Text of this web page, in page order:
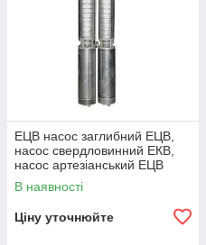
ЕЦВ насос заглибний ЕЦВ,
насос свердловинний ЕКВ,
насос артезіанський ЕЦВ
В наявності
Ціну уточнюйте